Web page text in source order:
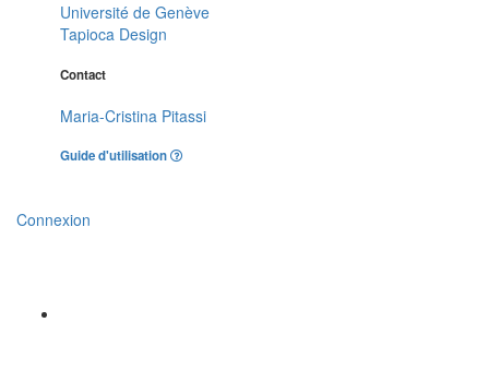
Université de Genève
Tapioca Design
Contact
Maria-Cristina Pitassi
Guide d'utilisation
Connexion